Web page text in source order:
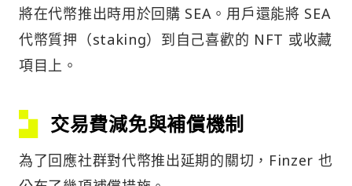
將在代幣推出時用於回購 SEA。用戶還能將 SEA
代幣質押（staking）到自己喜歡的 NFT 或收藏
項目上。
交易費減免與補償機制
為了回應社群對代幣推出延期的關切，Finzer 也